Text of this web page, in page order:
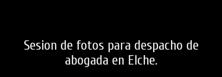
Sesion de fotos para despacho de
abogada en Elche.